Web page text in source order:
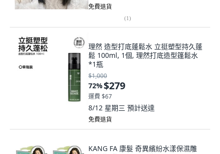
免費退貨
(1)
理然 造型打底蓬鬆水 立挺塑型持久蓬
鬆 100ml, 1個, 理然打底造型篷鬆水
*1瓶
$1,000
72%$279
運費 $67
8/12 星期三 預計送達
免費退貨
KANG FA 康髮 奇異繽紛水漾保濕雕